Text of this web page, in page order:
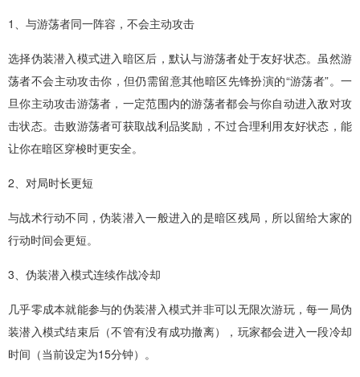
1、与游荡者同一阵容，不会主动攻击
选择伪装潜入模式进入暗区后，默认与游荡者处于友好状态。虽然游
荡者不会主动攻击你，但仍需留意其他暗区先锋扮演的“游荡者”。一
旦你主动攻击游荡者，一定范围内的游荡者都会与你自动进入敌对攻
击状态。击败游荡者可获取战利品奖励，不过合理利用友好状态，能
让你在暗区穿梭时更安全。
2、对局时长更短
与战术行动不同，伪装潜入一般进入的是暗区残局，所以留给大家的
行动时间会更短。
3、伪装潜入模式连续作战冷却
几乎零成本就能参与的伪装潜入模式并非可以无限次游玩，每一局伪
装潜入模式结束后（不管有没有成功撤离），玩家都会进入一段冷却
时间（当前设定为15分钟）。